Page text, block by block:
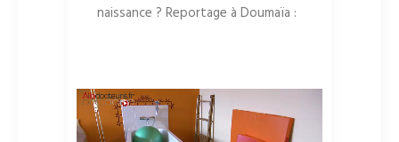
naissance ? Reportage à Doumaïa :